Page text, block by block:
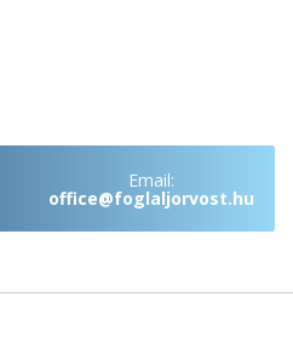
Email:
office@foglaljorvost.hu